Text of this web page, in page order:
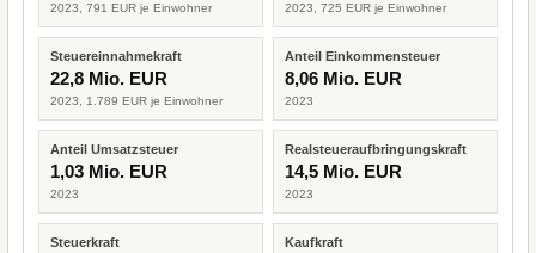
2023, 791 EUR je Einwohner 2023, 725 EUR je Einwohner
Steuereinnahmekraft
22,8 Mio. EUR
2023, 1.789 EUR je Einwohner
Anteil Einkommensteuer
8,06 Mio. EUR
2023
Anteil Umsatzsteuer
1,03 Mio. EUR
2023
Realsteueraufbringungskraft
14,5 Mio. EUR
2023
Steuerkraft Kaufkraft